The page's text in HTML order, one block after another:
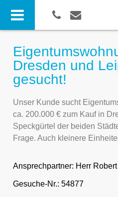
Dresden und
gesucht!
Unser Kunde sucht
ca. 200.000 € zum Kauf in
Speckgürtel der beiden
Frage. Auch kleinere
Ansprechpartner: Herr
Gesuche-Nr.: 54877